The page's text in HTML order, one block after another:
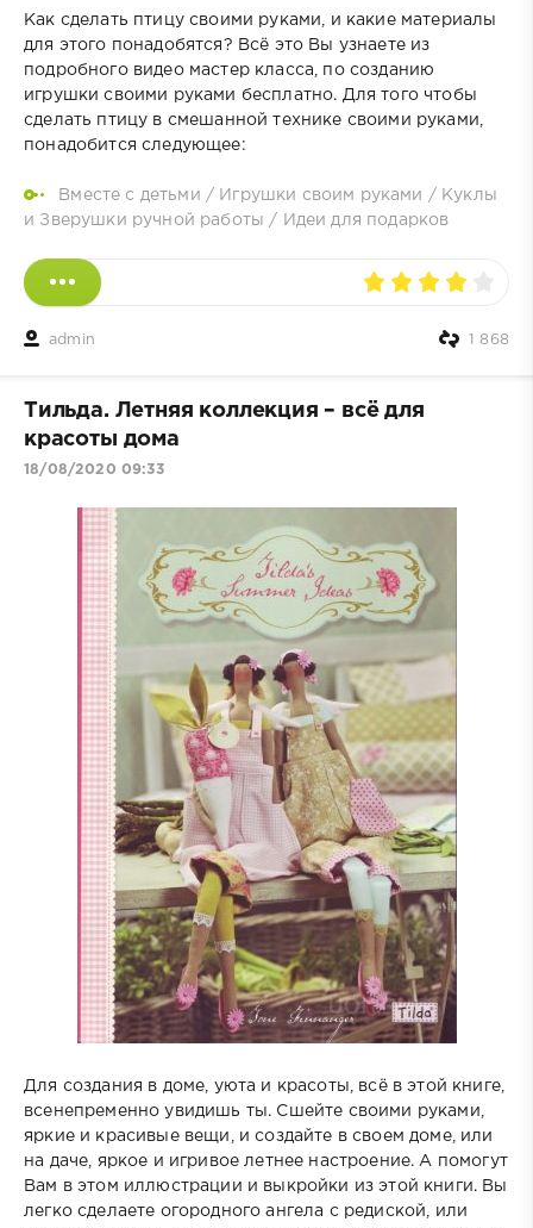
Как сделать птицу своими руками, и какие материалы
для этого понадобятся? Всё это Вы узнаете из
подробного видео мастер класса, по созданию
игрушки своими руками бесплатно. Для того чтобы
сделать птицу в смешанной технике своими руками,
понадобится следующее:
Вместе с детьми / Игрушки своим руками / Куклы
и Зверушки ручной работы / Идеи для подарков
admin 1 868
Тильда. Летняя коллекция – всё для
красоты дома
18/08/2020 09:33
Для создания в доме, уюта и красоты, всё в этой книге,
всенепременно увидишь ты. Сшейте своими руками,
яркие и красивые вещи, и создайте в своем доме, или
на даче, яркое и игривое летнее настроение. А помогут
Вам в этом иллюстрации и выкройки из этой книги. Вы
легко сделаете огородного ангела с редиской, или